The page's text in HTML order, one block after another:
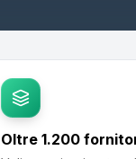
Oltre 1.200